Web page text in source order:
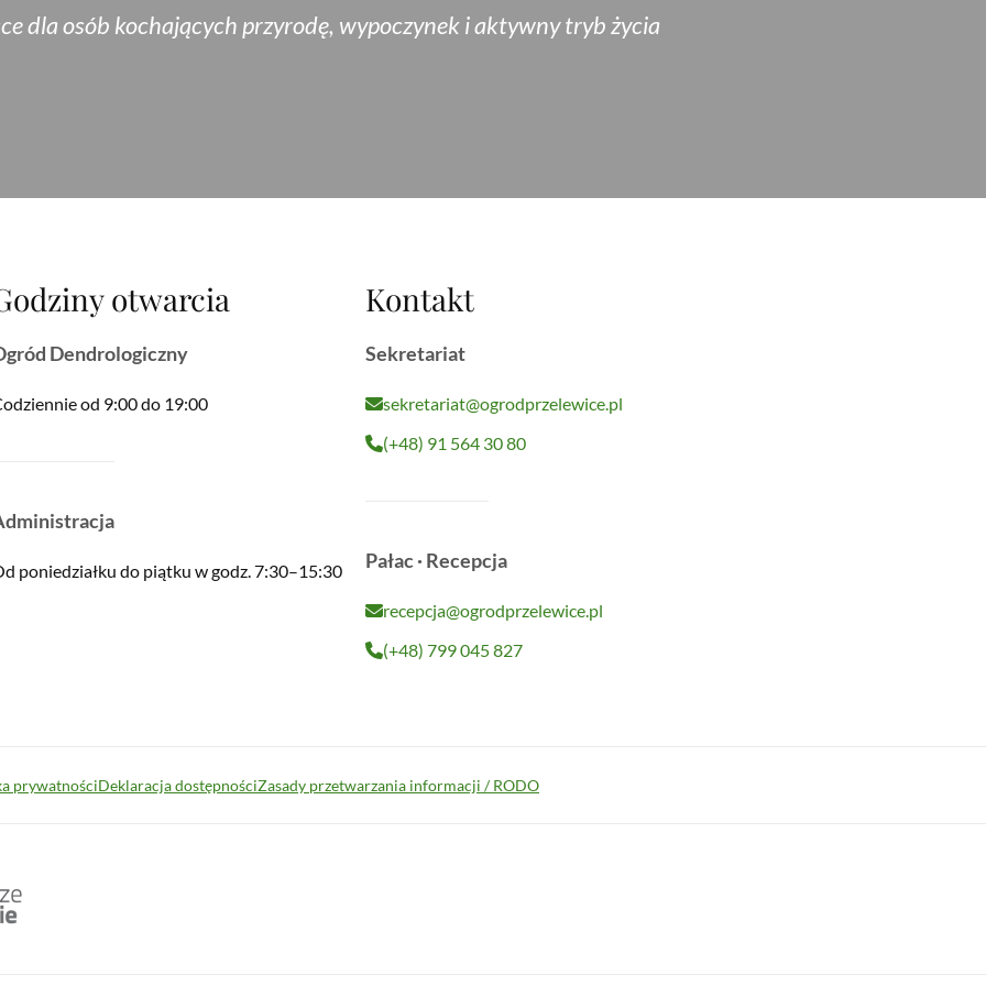
dla osób kochających przyrodę, wypoczynek i aktywny tryb życia
otwarcia
Dendrologiczny
od 9:00 do 19:00
poniedziałku do piątku w godz. 7:30–15:30
Kontakt
Sekretariat
sekretariat@ogrodprzelewice.pl
(+48) 91 564 30 80
Pałac · Recepcja
recepcja@ogrodprzelewice.pl
(+48) 799 045 827
prywatnościDeklaracja dostępnościZasady przetwarzania informacji / RODO